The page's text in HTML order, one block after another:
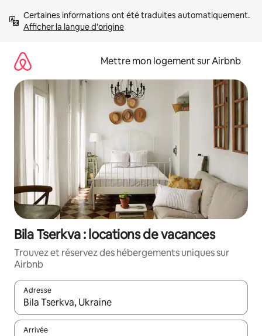
directement
Afficher la langue d'origine
Mettre mon logement sur Airbnb
Bila Tserkva : locations de vacances
Trouvez et réservez des hébergements uniques sur
Airbnb
Adresse
Lorsque les résultats s'affichent, utilisez les flèches vers le
Arrivée